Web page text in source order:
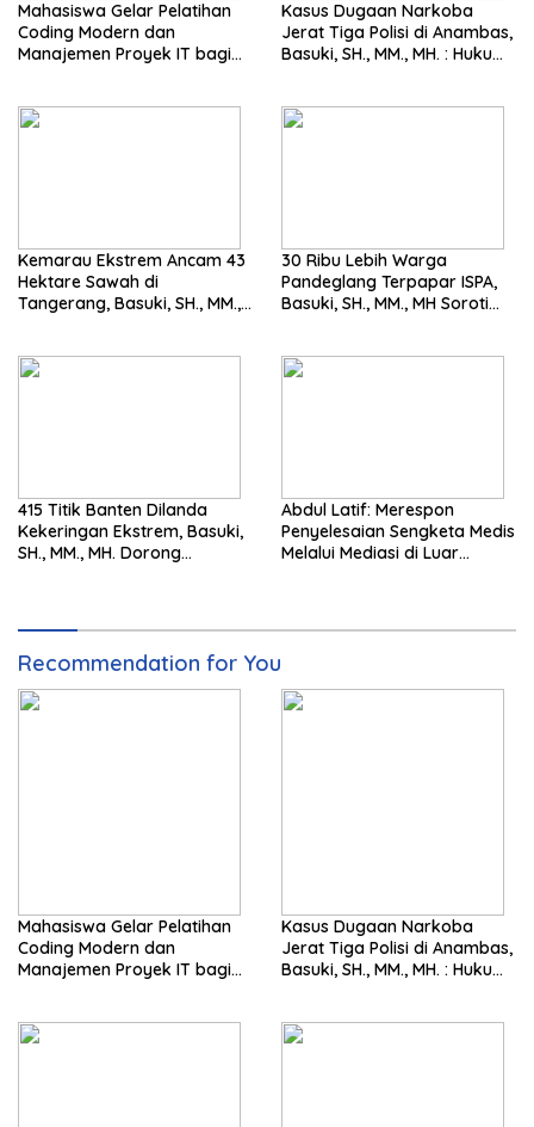
Mahasiswa Gelar Pelatihan
Coding Modern dan
Manajemen Proyek IT bagi
Kasus Dugaan Narkoba
Jerat Tiga Polisi di Anambas,
Basuki, SH., MM., MH. : Hukum
Kemarau Ekstrem Ancam 43
Hektare Sawah di
Tangerang, Basuki, SH., MM.,
30 Ribu Lebih Warga
Pandeglang Terpapar ISPA,
Basuki, SH., MM., MH Soroti
415 Titik Banten Dilanda
Kekeringan Ekstrem, Basuki,
SH., MM., MH. Dorong
Abdul Latif: Merespon
Penyelesaian Sengketa Medis
Melalui Mediasi di Luar
Recommendation for You
Mahasiswa Gelar Pelatihan
Coding Modern dan
Manajemen Proyek IT bagi
Kasus Dugaan Narkoba
Jerat Tiga Polisi di Anambas,
Basuki, SH., MM., MH. : Hukum